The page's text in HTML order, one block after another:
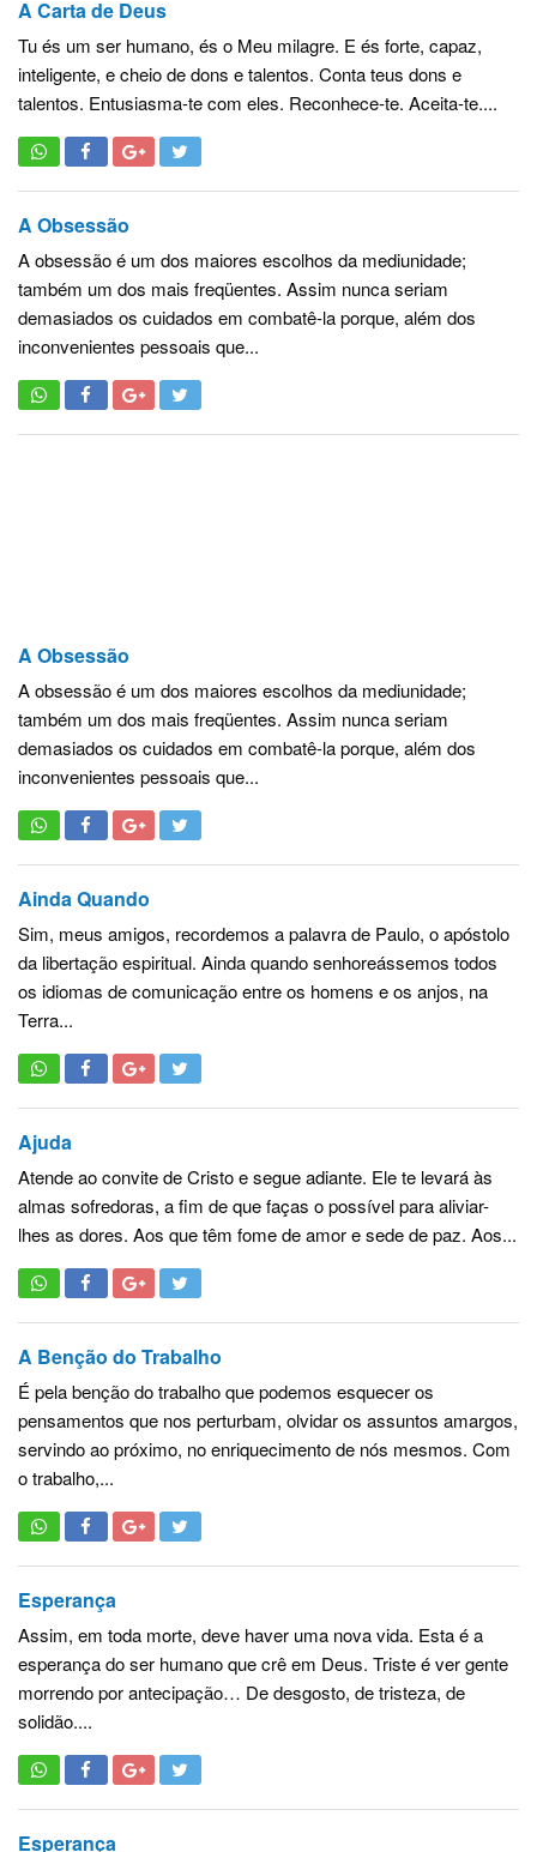
A Carta de Deus
Tu és um ser humano, és o Meu milagre. E és forte, capaz,
inteligente, e cheio de dons e talentos. Conta teus dons e
talentos. Entusiasma-te com eles. Reconhece-te. Aceita-te....
A Obsessão
A obsessão é um dos maiores escolhos da mediunidade;
também um dos mais freqüentes. Assim nunca seriam
demasiados os cuidados em combatê-la porque, além dos
inconvenientes pessoais que...
A Obsessão
A obsessão é um dos maiores escolhos da mediunidade;
também um dos mais freqüentes. Assim nunca seriam
demasiados os cuidados em combatê-la porque, além dos
inconvenientes pessoais que...
Ainda Quando
Sim, meus amigos, recordemos a palavra de Paulo, o apóstolo
da libertação espiritual. Ainda quando senhoreássemos todos
os idiomas de comunicação entre os homens e os anjos, na
Terra...
Ajuda
Atende ao convite de Cristo e segue adiante. Ele te levará às
almas sofredoras, a fim de que faças o possível para aliviar-
lhes as dores. Aos que têm fome de amor e sede de paz. Aos...
A Benção do Trabalho
É pela benção do trabalho que podemos esquecer os
pensamentos que nos perturbam, olvidar os assuntos amargos,
servindo ao próximo, no enriquecimento de nós mesmos. Com
o trabalho,...
Esperança
Assim, em toda morte, deve haver uma nova vida. Esta é a
esperança do ser humano que crê em Deus. Triste é ver gente
morrendo por antecipação… De desgosto, de tristeza, de
solidão....
Esperança